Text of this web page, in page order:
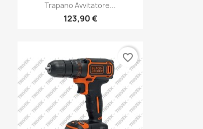
Trapano Avvitatore...
123,90 €
favorite_border